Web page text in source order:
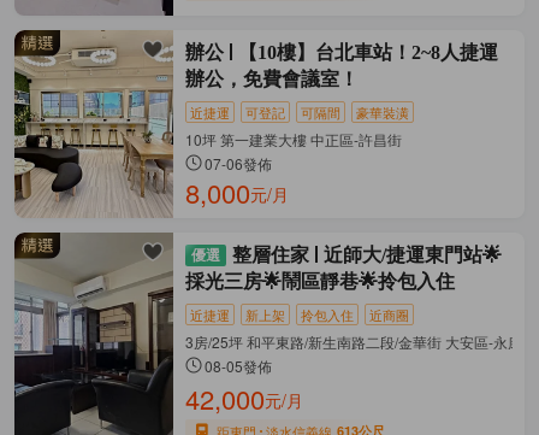
辦公
【10樓】台北車站！2~8人捷運
辦公，免費會議室！
近捷運 可登記 可隔間 豪華裝潢
10坪 第一建業大樓 中正區-許昌街
07-06發佈
8,000元/月
整層住家
近師大/捷運東門站🌟
採光三房🌟鬧區靜巷🌟拎包入住
近捷運 新上架 拎包入住 近商圈
3房/25坪 和平東路/新生南路二段/金華街 大安區-永康街
08-05發佈
42,000元/月
距東門 淡水信義線 613公尺